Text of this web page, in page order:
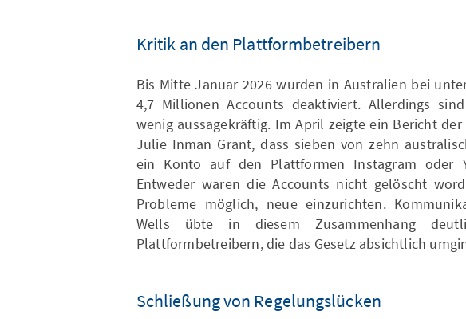
Kritik an den Plattformbetreibern
Bis Mitte Januar 2026 wurden in Australien bei
4,7 Millionen Accounts deaktiviert. Allerdings
wenig aussagekräftig. Im April zeigte ein Bericht
Julie Inman Grant, dass sieben von zehn
ein Konto auf den Plattformen Instagram oder
Entweder waren die Accounts nicht gelöscht
Probleme möglich, neue einzurichten.
Wells übte in diesem Zusammenhang
Plattformbetreibern, die das Gesetz absichtlich
Schließung von Regelungslücken